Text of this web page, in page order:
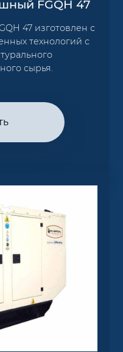
FGQH 47
47 изготовлен с
технологий с
сырья.